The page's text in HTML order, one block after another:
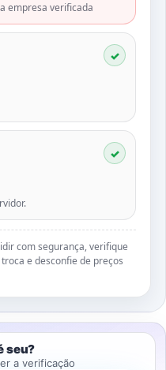
empresa verificada
com segurança, verifique
e desconfie de preços
seu?
a verificação